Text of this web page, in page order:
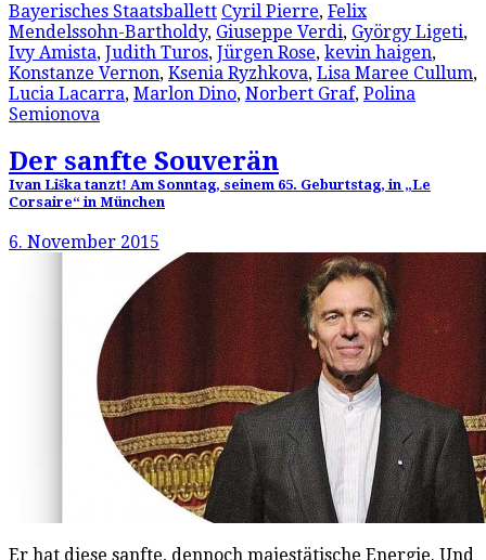
Bayerisches Staatsballett Cyril Pierre, Felix
Mendelssohn-Bartholdy, Giuseppe Verdi, György Ligeti,
Ivy Amista, Judith Turos, Jürgen Rose, kevin haigen,
Konstanze Vernon, Ksenia Ryzhkova, Lisa Maree Cullum,
Lucia Lacarra, Marlon Dino, Norbert Graf, Polina
Semionova
Der sanfte Souverän
Ivan Liška tanzt! Am Sonntag, seinem 65. Geburtstag, in „Le
Corsaire“ in München
6. November 2015
Er hat diese sanfte, dennoch majestätische Energie. Und